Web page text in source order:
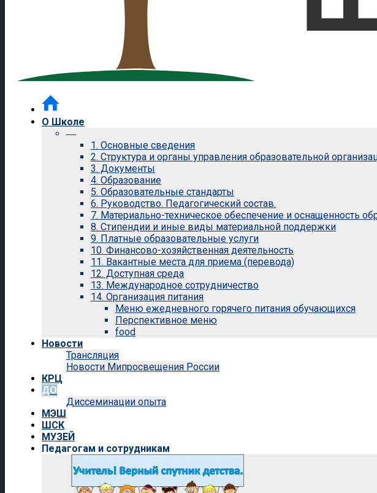
О Школе
—
1. Основные сведения
2. Структура и органы управления образовательной
3. Документы
4. Образование
5. Образовательные стандарты
6. Руководство. Педагогический состав.
7. Материально-техническое обеспечение и оснащенность
8. Стипендии и иные виды материальной поддержки
9. Платные образовательные услуги
10. Финансово-хозяйственная деятельность
11. Вакантные места для приема (перевода)
12. Доступная среда
13. Международное сотрудничество
14. Организация питания
Меню ежедневного горячего питания обучающихся
Перспективное меню
food
Новости
Трансляция
Новости Мипросвещения России
КРЦ
ДО
Диссеминации опыта
МЭШ
ШСК
МУЗЕЙ
Педагогам и сотрудникам